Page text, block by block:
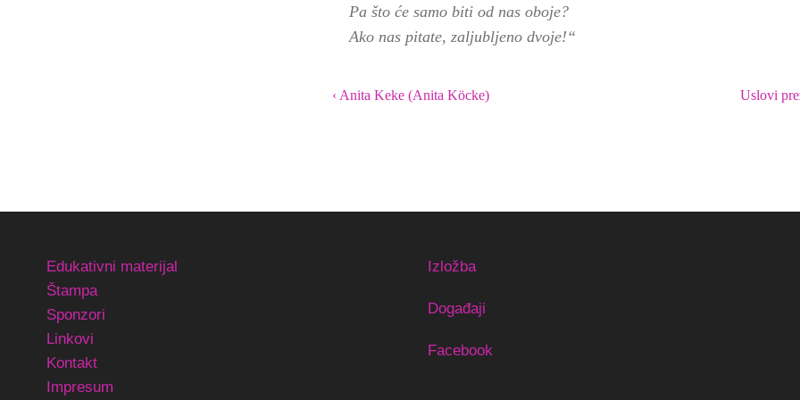
Pa što će samo biti od nas oboje?
Ako nas pitate, zaljubljeno dvoje!“
‹ Anita Keke (Anita Köcke) Uslovi
Edukativni materijal
Štampa
Sponzori
Linkovi
Kontakt
Impresum
Izložba
Događaji
Facebook